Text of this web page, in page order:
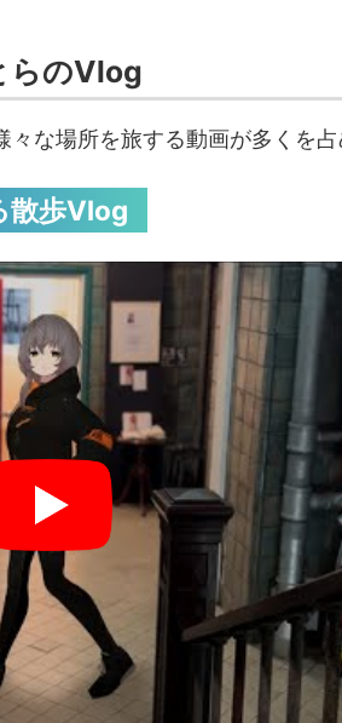
らのVlog
な場所を旅する動画が多くを占
散歩Vlog